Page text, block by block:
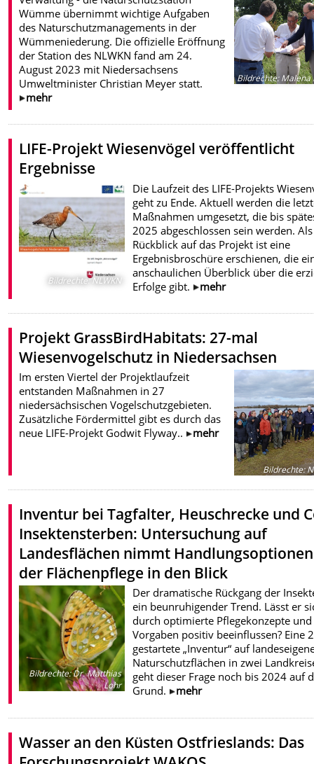
Bildrechte:Malena
Wümme übernimmt wichtige Aufgaben
des Naturschutzmanagements in der
Wümmeniederung. Die offizielle Eröffnung
der Station des NLWKN fand am 24.
August 2023 mit Niedersachsens
Umweltminister Christian Meyer statt.
mehr
LIFE-Projekt Wiesenvögel veröffentlicht
Ergebnisse
Bildrechte:NLWKN
Die Laufzeit des LIFE-Projekts
geht zu Ende. Aktuell werden die
Maßnahmen umgesetzt, die bis
2025 abgeschlossen sein werden. Als
Rückblick auf das Projekt ist eine
Ergebnisbroschüre erschienen, die
anschaulichen Überblick über die
Erfolge gibt.
mehr
Projekt GrassBirdHabitats: 27-mal
Wiesenvogelschutz in Niedersachsen
Bildrechte:
Im ersten Viertel der Projektlaufzeit
entstanden Maßnahmen in 27
niedersächsischen Vogelschutzgebieten.
Zusätzliche Fördermittel gibt es durch das
neue LIFE-Projekt Godwit Flyway..
mehr
Inventur bei Tagfalter, Heuschrecke und
Insektensterben: Untersuchung auf
Landesflächen nimmt
der Flächenpflege in den Blick
Bildrechte:Dr. Matthias
Lohr
Der dramatische Rückgang der
ein beunruhigender Trend. Lässt er
durch optimierte Pflegekonzepte und
Vorgaben positiv beeinflussen? Eine
gestartete „Inventur“ auf
Naturschutzflächen in zwei
geht dieser Frage noch bis 2024 auf
Grund.
mehr
Wasser an den Küsten Ostfrieslands: Das